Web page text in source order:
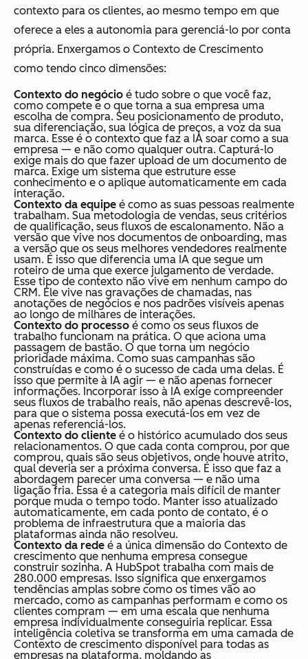
contexto para os clientes, ao mesmo tempo em que
oferece a eles a autonomia para gerenciá-lo por conta
própria. Enxergamos o Contexto de Crescimento
como tendo cinco dimensões:
Contexto do negócio é tudo sobre o que você faz,
como compete e o que torna a sua empresa uma
escolha de compra. Seu posicionamento de produto,
sua diferenciação, sua lógica de preços, a voz da sua
marca. Esse é o contexto que faz a IA soar como a sua
empresa — e não como qualquer outra. Capturá-lo
exige mais do que fazer upload de um documento de
marca. Exige um sistema que estruture esse
conhecimento e o aplique automaticamente em cada
interação.
Contexto da equipe é como as suas pessoas realmente
trabalham. Sua metodologia de vendas, seus critérios
de qualificação, seus fluxos de escalonamento. Não a
versão que vive nos documentos de onboarding, mas
a versão que os seus melhores vendedores realmente
usam. É isso que diferencia uma IA que segue um
roteiro de uma que exerce julgamento de verdade.
Esse tipo de contexto não vive em nenhum campo do
CRM. Ele vive nas gravações de chamadas, nas
anotações de negócios e nos padrões visíveis apenas
ao longo de milhares de interações.
Contexto do processo é como os seus fluxos de
trabalho funcionam na prática. O que aciona uma
passagem de bastão. O que torna um negócio
prioridade máxima. Como suas campanhas são
construídas e como é o sucesso de cada uma delas. É
isso que permite à IA agir — e não apenas fornecer
informações. Incorporar isso à IA exige compreender
seus fluxos de trabalho reais, não apenas descrevê-los,
para que o sistema possa executá-los em vez de
apenas referenciá-los.
Contexto do cliente é o histórico acumulado dos seus
relacionamentos. O que cada conta comprou, por que
comprou, quais são seus objetivos, onde houve atrito,
qual deveria ser a próxima conversa. É isso que faz a
abordagem parecer uma conversa — e não uma
ligação fria. Essa é a categoria mais difícil de manter
porque muda o tempo todo. Manter isso atualizado
automaticamente, em cada ponto de contato, é o
problema de infraestrutura que a maioria das
plataformas ainda não resolveu.
Contexto da rede é a única dimensão do Contexto de
crescimento que nenhuma empresa consegue
construir sozinha. A HubSpot trabalha com mais de
280.000 empresas. Isso significa que enxergamos
tendências amplas sobre como os times vão ao
mercado, como as campanhas performam e como os
clientes compram — em uma escala que nenhuma
empresa individualmente conseguiria replicar. Essa
inteligência coletiva se transforma em uma camada de
Contexto de crescimento disponível para todas as
empresas na plataforma, moldando as